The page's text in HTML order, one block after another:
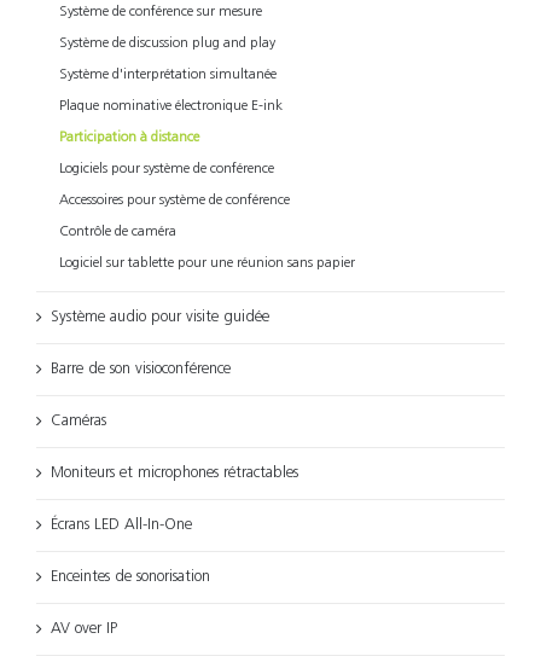
Système de conférence sur mesure
Système de discussion plug and play
Système d'interprétation simultanée
Plaque nominative électronique E-ink
Participation à distance
Logiciels pour système de conférence
Accessoires pour système de conférence
Contrôle de caméra
Logiciel sur tablette pour une réunion sans papier
Système audio pour visite guidée
Barre de son visioconférence
Caméras
Moniteurs et microphones rétractables
Écrans LED All-In-One
Enceintes de sonorisation
AV over IP